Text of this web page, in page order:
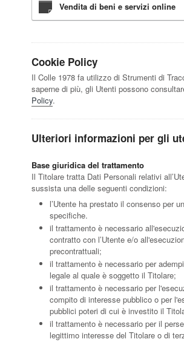
Vendita di beni e servizi online
Cookie Policy
Il Colle 1978 fa utilizzo di Strumenti di
saperne di più, gli Utenti possono
Policy.
Ulteriori informazioni per gli
Base giuridica del trattamento
Il Titolare tratta Dati Personali relativi
sussista una delle seguenti condizioni:
l’Utente ha prestato il consenso per
specifiche.
il trattamento è necessario
contratto con l’Utente e/o
precontrattuali;
il trattamento è necessario per
legale al quale è soggetto il Titolare;
il trattamento è necessario per
compito di interesse pubblico o per
pubblici poteri di cui è investito il
il trattamento è necessario per il
legittimo interesse del Titolare o di